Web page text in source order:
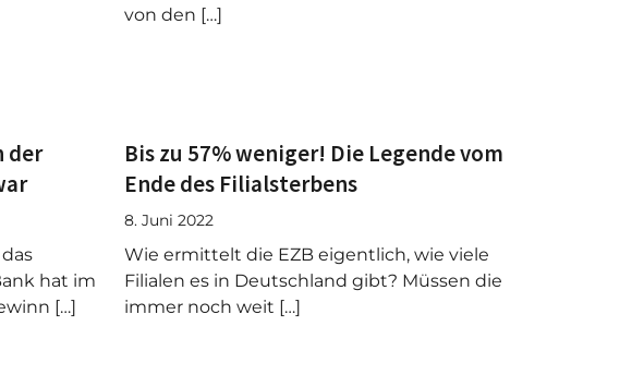
von den […]
der
hat im
[…]
Bis zu 57% weniger! Die Legende vom
Ende des Filialsterbens
8. Juni 2022
Wie ermittelt die EZB eigentlich, wie viele
Filialen es in Deutschland gibt? Müssen die
immer noch weit […]